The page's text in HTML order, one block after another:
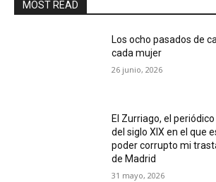
MOST READ
Los ocho pasados de
cada mujer
26 junio, 2026
El Zurriago, el
del siglo XIX en el que
poder corrupto mi
de Madrid
31 mayo, 2026